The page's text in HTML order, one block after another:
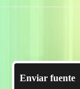
Enviar fuente